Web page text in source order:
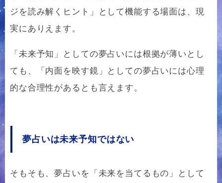
ジを読み解くヒント」として機能する場面は、現
実にありえます。
「未来予知」としての夢占いには根拠が薄いとし
ても、「内面を映す鏡」としての夢占いには心理
的な合理性があるとも言えます。
夢占いは未来予知ではない
そもそも、夢占いを「未来を当てるもの」として